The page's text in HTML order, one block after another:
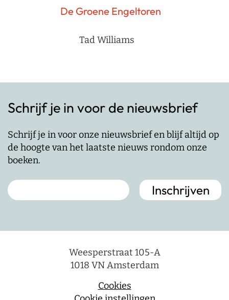
De Groene Engeltoren
Tad Williams
Schrijf je in voor de nieuwsbrief
Schrijf je in voor onze nieuwsbrief en blijf altijd op
de hoogte van het laatste nieuws rondom onze
boeken.
Weesperstraat 105-A
1018 VN Amsterdam
Cookies